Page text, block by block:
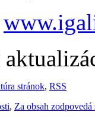
stránok, RSS
, Za obsah zodpovedá